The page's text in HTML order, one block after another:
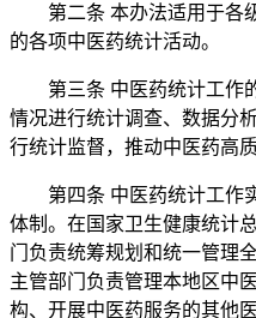
第二条 本办法适用于各
的各项中医药统计活动。
第三条 中医药统计工作
情况进行统计调查、数据分
行统计监督，推动中医药高质
第四条 中医药统计工作
体制。在国家卫生健康统计
门负责统筹规划和统一管理
主管部门负责管理本地区中
构、开展中医药服务的其他